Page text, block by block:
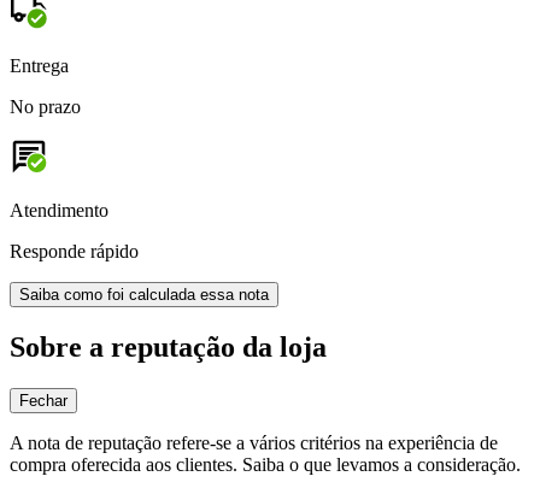
Entrega
No prazo
Atendimento
Responde rápido
Saiba como foi calculada essa nota
Sobre a reputação da loja
Fechar
A nota de reputação refere-se a vários critérios na experiência de
compra oferecida aos clientes. Saiba o que levamos a consideração.